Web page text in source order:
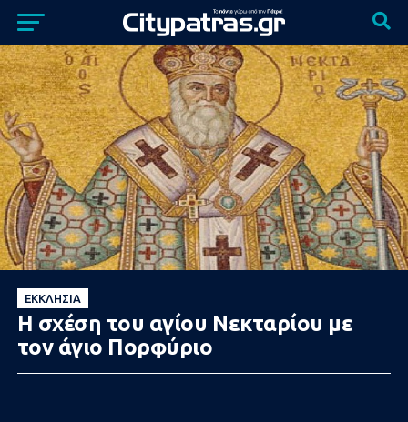
ΕΚΚΛΗΣΊΑ
Η σχέση του αγίου Νεκταρίου με
τον άγιο Πορφύριο